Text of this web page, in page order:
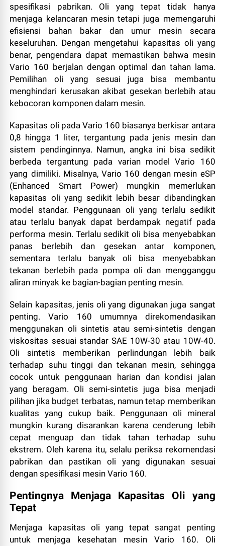
spesifikasi pabrikan. Oli yang tepat tidak hanya
menjaga kelancaran mesin tetapi juga memengaruhi
efisiensi bahan bakar dan umur mesin secara
keseluruhan. Dengan mengetahui kapasitas oli yang
benar, pengendara dapat memastikan bahwa mesin
Vario 160 berjalan dengan optimal dan tahan lama.
Pemilihan oli yang sesuai juga bisa membantu
menghindari kerusakan akibat gesekan berlebih atau
kebocoran komponen dalam mesin.
Kapasitas oli pada Vario 160 biasanya berkisar antara
0,8 hingga 1 liter, tergantung pada jenis mesin dan
sistem pendinginnya. Namun, angka ini bisa sedikit
berbeda tergantung pada varian model Vario 160
yang dimiliki. Misalnya, Vario 160 dengan mesin eSP
(Enhanced Smart Power) mungkin memerlukan
kapasitas oli yang sedikit lebih besar dibandingkan
model standar. Penggunaan oli yang terlalu sedikit
atau terlalu banyak dapat berdampak negatif pada
performa mesin. Terlalu sedikit oli bisa menyebabkan
panas berlebih dan gesekan antar komponen,
sementara terlalu banyak oli bisa menyebabkan
tekanan berlebih pada pompa oli dan mengganggu
aliran minyak ke bagian-bagian penting mesin.
Selain kapasitas, jenis oli yang digunakan juga sangat
penting. Vario 160 umumnya direkomendasikan
menggunakan oli sintetis atau semi-sintetis dengan
viskositas sesuai standar SAE 10W-30 atau 10W-40.
Oli sintetis memberikan perlindungan lebih baik
terhadap suhu tinggi dan tekanan mesin, sehingga
cocok untuk penggunaan harian dan kondisi jalan
yang beragam. Oli semi-sintetis juga bisa menjadi
pilihan jika budget terbatas, namun tetap memberikan
kualitas yang cukup baik. Penggunaan oli mineral
mungkin kurang disarankan karena cenderung lebih
cepat menguap dan tidak tahan terhadap suhu
ekstrem. Oleh karena itu, selalu periksa rekomendasi
pabrikan dan pastikan oli yang digunakan sesuai
dengan spesifikasi mesin Vario 160.
Pentingnya Menjaga Kapasitas Oli yang
Tepat
Menjaga kapasitas oli yang tepat sangat penting
untuk menjaga kesehatan mesin Vario 160. Oli